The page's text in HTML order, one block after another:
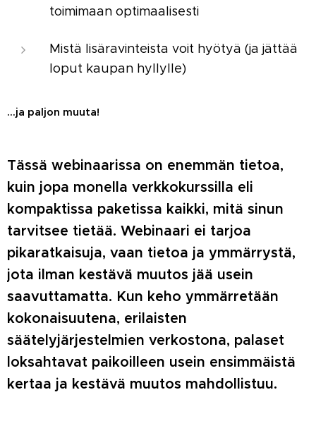
toimimaan optimaalisesti
Mistä lisäravinteista voit hyötyä (ja jättää
loput kaupan hyllylle)
...ja paljon muuta!
Tässä webinaarissa on enemmän tietoa,
kuin jopa monella verkkokurssilla eli
kompaktissa paketissa kaikki, mitä sinun
tarvitsee tietää. Webinaari ei tarjoa
pikaratkaisuja, vaan tietoa ja ymmärrystä,
jota ilman kestävä muutos jää usein
saavuttamatta. Kun keho ymmärretään
kokonaisuutena, erilaisten
säätelyjärjestelmien verkostona, palaset
loksahtavat paikoilleen usein ensimmäistä
kertaa ja kestävä muutos mahdollistuu.